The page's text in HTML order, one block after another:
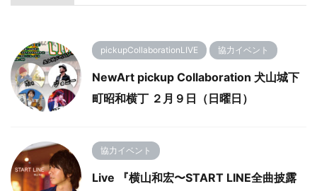
pickupCollaborationLIVE 協力イベント
NewArt pickup Collaboration 犬山城下
町昭和横丁 ２月９日（日曜日）
協力イベント
Live 『横山和宏〜START LINE全曲披露